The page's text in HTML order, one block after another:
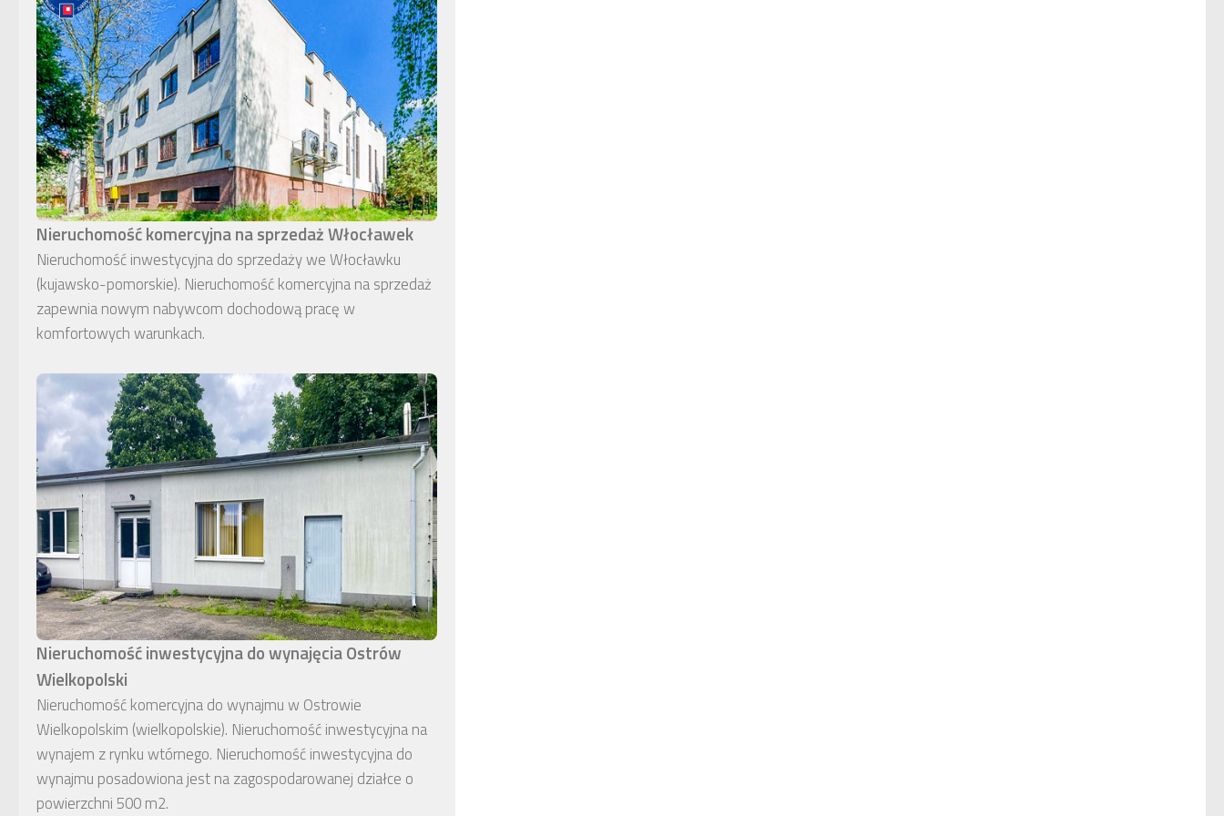
Nieruchomość komercyjna na sprzedaż Włocławek
Nieruchomość inwestycyjna do sprzedaży we Włocławku
(kujawsko-pomorskie). Nieruchomość komercyjna na sprzedaż
zapewnia nowym nabywcom dochodową pracę w
komfortowych warunkach.
Nieruchomość inwestycyjna do wynajęcia Ostrów
Wielkopolski
Nieruchomość komercyjna do wynajmu w Ostrowie
Wielkopolskim (wielkopolskie). Nieruchomość inwestycyjna na
wynajem z rynku wtórnego. Nieruchomość inwestycyjna do
wynajmu posadowiona jest na zagospodarowanej działce o
powierzchni 500 m2.